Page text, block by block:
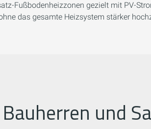
Fußbodenheizzonen gezielt mit PV-
das gesamte Heizsystem stärker
und